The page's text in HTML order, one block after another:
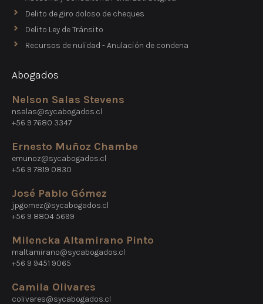
Delito de giro doloso de cheques
Delito Ley de Tránsito
Recursos de nulidad - Anulación de condena
Abogados
Nelson Salas Stevens
nsalas@sycabogados.cl
+56 9 7680 3347
Ernesto Muñoz Chambe
emunoz@sycabogados.cl
+56 9 7819 0830
José Pablo Gómez
jpgomez@sycabogados.cl
+56 9 8804 5699
Milencka Altamirano Pinto
maltamirano@sycabogados.cl
+56 9 9451 9065
Camila Olivares
colivares@sycabogados.cl